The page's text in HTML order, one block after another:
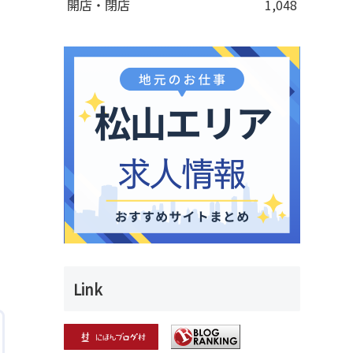
開店・閉店
1,048
Link